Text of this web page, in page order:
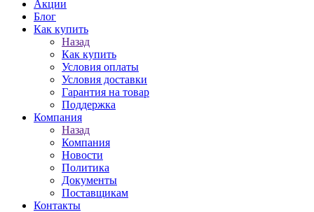
Акции
Блог
Как купить
Назад
Как купить
Условия оплаты
Условия доставки
Гарантия на товар
Поддержка
Компания
Назад
Компания
Новости
Политика
Документы
Поставщикам
Контакты